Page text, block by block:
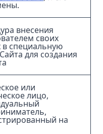
внесения
своих
специальную
для создания
или
лицо,
на